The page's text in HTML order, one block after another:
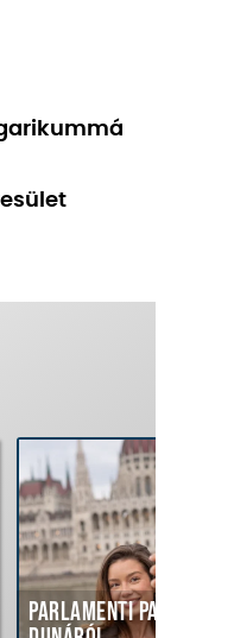
Parlamenti panoráma a